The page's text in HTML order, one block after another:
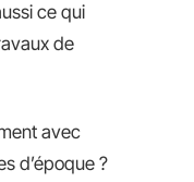
ce qui
de
avec
d’époque ?